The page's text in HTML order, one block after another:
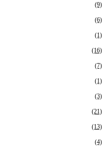
(9)
(6)
(1)
(16)
(7)
(1)
(3)
(21)
(13)
(4)